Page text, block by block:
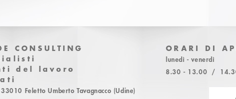
CONSULTING
del lavoro
Feletto Umberto Tavagnacco (Udine)
ORARI DI
lunedì - venerdì
8.30 - 13.00 /